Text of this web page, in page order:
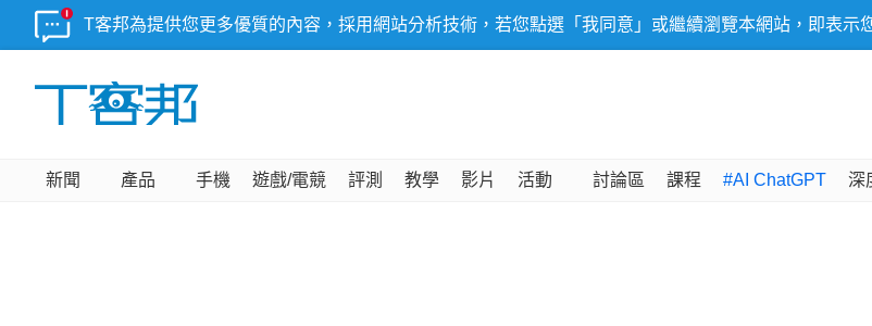
T客邦為提供您更多優質的內容，採用網站分析技術，若您點選「我同意」或繼續瀏覽本網站，即表示
新聞 產品 手機 遊戲/電競 評測 教學 影片 活動 討論區 課程 #AI ChatGPT 深